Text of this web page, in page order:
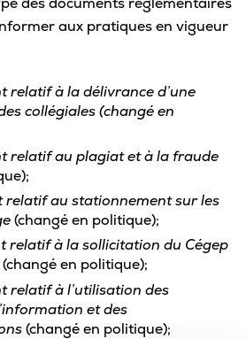
aux pratiques en vigueur
relatif à la délivrance d’une
collégiales (changé en
relatif au plagiat et à la fraude
relatif au stationnement sur les
(changé en politique);
relatif à la sollicitation du Cégep
(changé en politique);
relatif à l’utilisation des
et des
(changé en politique);